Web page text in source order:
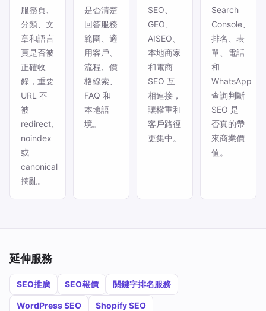
服務頁、
分類、文
章和語言
頁是否被
正確收
錄，重要
URL 不
被
redirect、
noindex
或
canonical
搞亂。
是否清楚
回答服務
範圍、適
用客戶、
流程、價
格線索、
FAQ 和
本地語
境。
SEO、
GEO、
AISEO、
本地商家
和電商
SEO 互
相連接，
讓權重和
客戶路徑
更集中。
Search
Console、
排名、表
單、電話
和
WhatsApp
查詢判斷
SEO 是
否真的帶
來商業價
值。
延伸服務
SEO推廣 SEO報價 關鍵字排名服務
WordPress SEO Shopify SEO